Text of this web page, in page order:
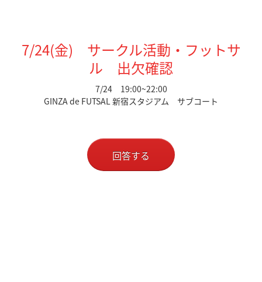
7/24(金) サークル活動・フットサ
ル 出欠確認
7/24 19:00~22:00
GINZA de FUTSAL 新宿スタジアム サブコート
回答する